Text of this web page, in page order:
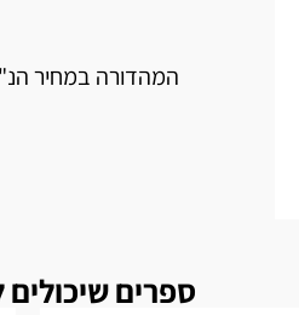
המהדורה במחיר
ספרים שיכולים